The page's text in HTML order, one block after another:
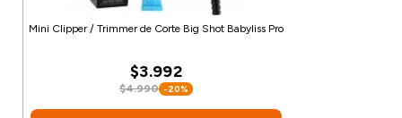
Mini Clipper / Trimmer de Corte Big Shot Babyliss Pro
$3.992
$4.990 -20%